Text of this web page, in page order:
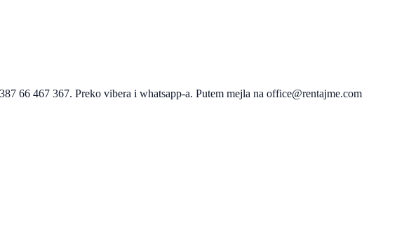
66 467 367. Preko vibera i whatsapp-a. Putem mejla na office@rentajme.com